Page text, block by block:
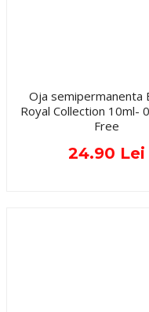
Oja semipermanenta
Royal Collection 10ml-
Free
24.90 Lei